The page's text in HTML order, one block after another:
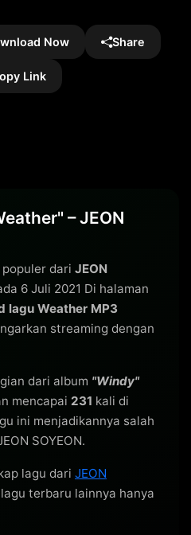
Now Share
Link
– JEON
dari JEON
6 Juli 2021 Di halaman
lagu Weather MP3
streaming dengan
dari album "Windy"
mencapai 231 kali di
ini menjadikannya salah
SOYEON.
lagu dari JEON
terbaru lainnya hanya